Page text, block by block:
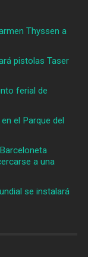
Thyssen a
pistolas Taser
ferial de
el Parque del
a una
se instalará